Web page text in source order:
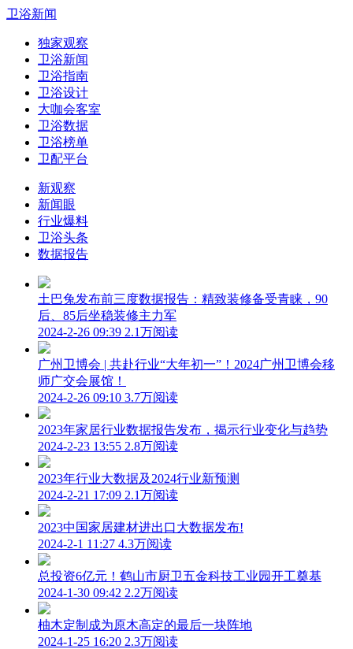
卫浴新闻
独家观察
卫浴新闻
卫浴指南
卫浴设计
大咖会客室
卫浴数据
卫浴榜单
卫配平台
新观察
新闻眼
行业爆料
卫浴头条
数据报告
土巴兔发布前三度数据报告：精致装修备受青睐，90
后、85后坐稳装修主力军
2024-2-26 09:39 2.1万阅读
广州卫博会 | 共赴行业“大年初一”！2024广州卫博会移
师广交会展馆！
2024-2-26 09:10 3.7万阅读
2023年家居行业数据报告发布，揭示行业变化与趋势
2024-2-23 13:55 2.8万阅读
2023年行业大数据及2024行业新预测
2024-2-21 17:09 2.1万阅读
2023中国家居建材进出口大数据发布!
2024-2-1 11:27 4.3万阅读
总投资6亿元！鹤山市厨卫五金科技工业园开工奠基
2024-1-30 09:42 2.2万阅读
柚木定制成为原木高定的最后一块阵地
2024-1-25 16:20 2.3万阅读